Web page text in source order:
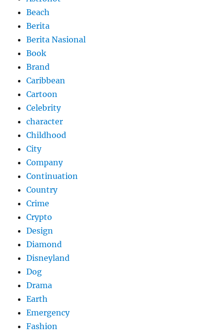
Beach
Berita
Berita Nasional
Book
Brand
Caribbean
Cartoon
Celebrity
character
Childhood
City
Company
Continuation
Country
Crime
Crypto
Design
Diamond
Disneyland
Dog
Drama
Earth
Emergency
Fashion